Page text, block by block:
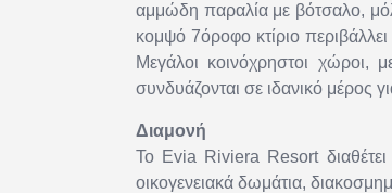
αμμώδη παραλία με βότσαλο,
κομψό 7όροφο κτίριο
Μεγάλοι κοινόχρηστοι χώροι,
συνδυάζονται σε ιδανικό μέρος
Διαμονή
Το Evia Riviera Resort
οικογενειακά δωμάτια,